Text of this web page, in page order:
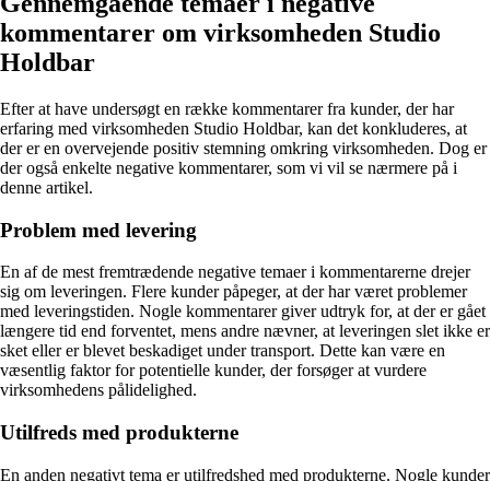
kommentarer om virksomheden Studio
Holdbar
Efter at have undersøgt en række kommentarer fra kunder, der har
erfaring med virksomheden Studio Holdbar, kan det konkluderes, at
der er en overvejende positiv stemning omkring virksomheden. Dog er
der også enkelte negative kommentarer, som vi vil se nærmere på i
denne artikel.
Problem med levering
En af de mest fremtrædende negative temaer i kommentarerne drejer
sig om leveringen. Flere kunder påpeger, at der har været problemer
med leveringstiden. Nogle kommentarer giver udtryk for, at der er gået
længere tid end forventet, mens andre nævner, at leveringen slet ikke er
sket eller er blevet beskadiget under transport. Dette kan være en
væsentlig faktor for potentielle kunder, der forsøger at vurdere
virksomhedens pålidelighed.
Utilfreds med produkterne
En anden negativt tema er utilfredshed med produkterne. Nogle kunder